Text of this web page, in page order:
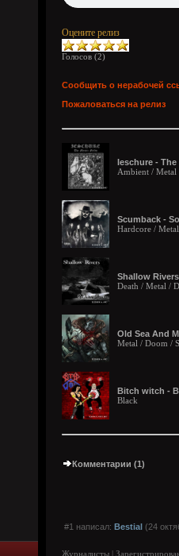
Оцените релиз
Голосов (2)
Сообщить о нерабочей
Пожаловаться на релиз
Ieschure - The
Ambient /
Scumback -
Hardcore /
Shallow
Death / Metal /
Old Sea And
Metal / Doom /
Bitch witch -
Black
Комментарии (1)
#1 написал: Bestial (24
Журналисты |